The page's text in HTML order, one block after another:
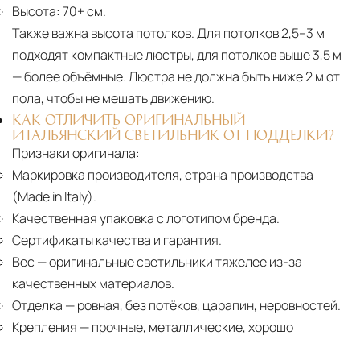
Высота: 70+ см.
Также важна высота потолков. Для потолков 2,5–3 м
подходят компактные люстры, для потолков выше 3,5 м
— более объёмные. Люстра не должна быть ниже 2 м от
пола, чтобы не мешать движению.
КАК ОТЛИЧИТЬ ОРИГИНАЛЬНЫЙ
ИТАЛЬЯНСКИЙ СВЕТИЛЬНИК ОТ ПОДДЕЛКИ?
Признаки оригинала:
Маркировка производителя, страна производства
(Made in Italy).
Качественная упаковка с логотипом бренда.
Сертификаты качества и гарантия.
Вес — оригинальные светильники тяжелее из-за
качественных материалов.
Отделка — ровная, без потёков, царапин, неровностей.
Крепления — прочные, металлические, хорошо